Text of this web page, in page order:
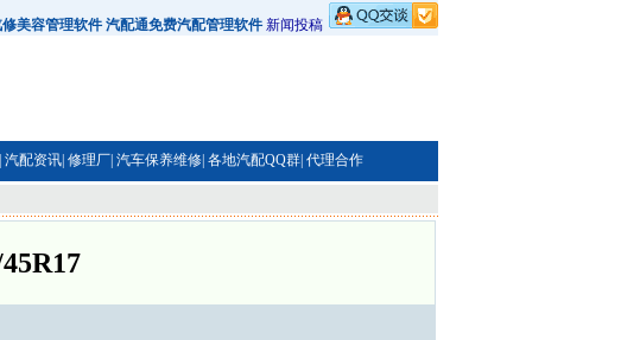
美容管理软件 汽配通免费汽配管理软件 新闻投稿
汽配资讯| 修理厂| 汽车保养维修| 各地汽配QQ群| 代理合作